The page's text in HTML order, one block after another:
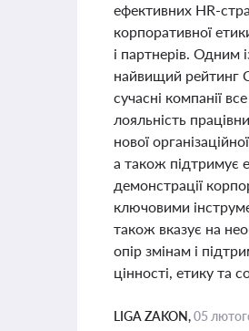
ефективних HR-
корпоративної
і партнерів. Одним
найвищий рейтинг
сучасні компанії
лояльність
нової
а також підтримує
демонстрації
ключовими
також вказує на
опір змінам і
цінності, етику та
LIGA ZAKON,05